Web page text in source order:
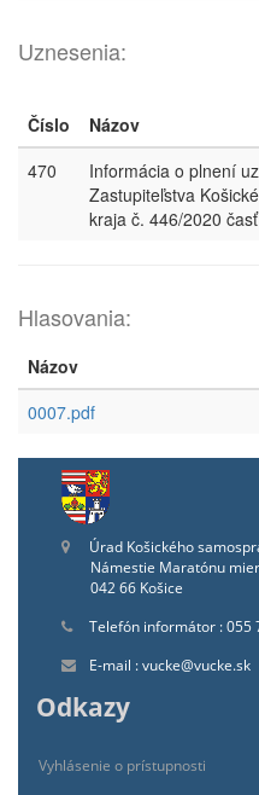
Uznesenia:
Číslo Názov
470
Informácia o plnení
Zastupiteľstva
kraja č. 446/2020
Hlasovania:
Názov
0007.pdf
Úrad Košického
Námestie Maratónu
042 66 Košice
Telefón informátor : 055
E-mail : vucke@vucke.sk
Odkazy
Vyhlásenie o prístupnosti